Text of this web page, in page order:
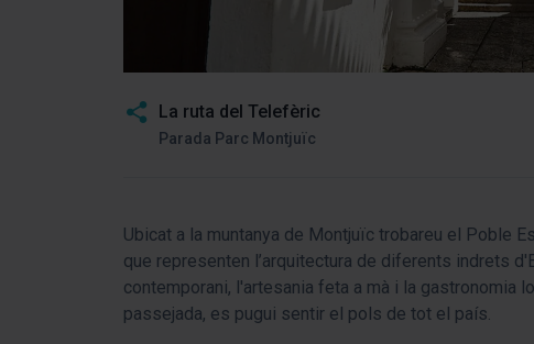
La ruta del Telefèric
Parada Parc Montjuïc
Ubicat a la muntanya de Montjuïc trobareu el Poble
que representen l’arquitectura de diferents indrets
contemporani, l'artesania feta a mà i la gastronomia
passejada, es pugui sentir el pols de tot el país.